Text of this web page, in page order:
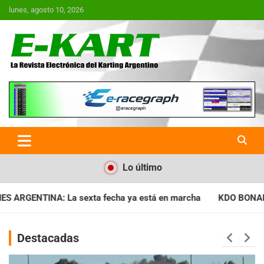
Saltar
al
lunes, agosto 10, 2026
E-Kart.com.ar | La Revista
Electrónica del Karting en
Argentina
Lo último
ya está en marcha KDO BONAERENSE: Con la vara bien alta,
Destacadas